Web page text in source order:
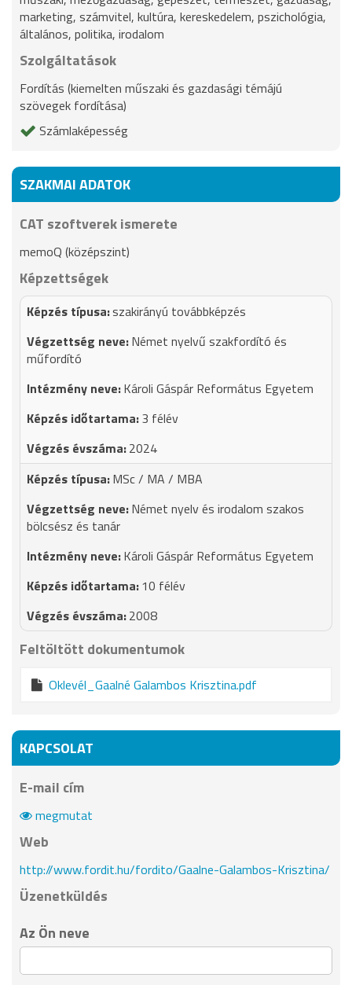
marketing, számvitel, kultúra, kereskedelem, pszichológia,
általános, politika, irodalom
Szolgáltatások
Fordítás (kiemelten műszaki és gazdasági témájú
szövegek fordítása)
Számlaképesség
SZAKMAI ADATOK
CAT szoftverek ismerete
memoQ (középszint)
Képzettségek
szakirányú továbbképzés
Német nyelvű szakfordító és
műfordító
Károli Gáspár Református Egyetem
3 félév
2024
MSc / MA / MBA
Német nyelv és irodalom szakos
bölcsész és tanár
Károli Gáspár Református Egyetem
10 félév
2008
Feltöltött dokumentumok
Oklevél_Gaalné Galambos Krisztina.pdf
KAPCSOLAT
E-mail cím
megmutat
Web
http://www.fordit.hu/fordito/Gaalne-Galambos-Krisztina/
Üzenetküldés
Az Ön neve